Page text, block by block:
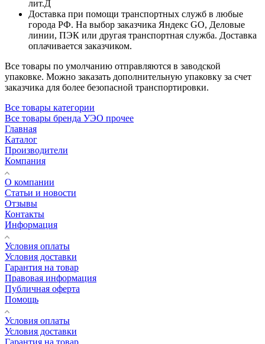
лит.Д
Доставка при помощи транспортных служб в любые
города РФ. На выбор заказчика Яндекс GO, Деловые
линии, ПЭК или другая транспортная служба. Доставка
оплачивается заказчиком.
Все товары по умолчанию отправляются в заводской
упаковке. Можно заказать дополнительную упаковку за счет
заказчика для более безопасной транспортировки.
Все товары категории
Все товары бренда УЭО прочее
Главная
Каталог
Производители
Компания
О компании
Статьи и новости
Отзывы
Контакты
Информация
Условия оплаты
Условия доставки
Гарантия на товар
Правовая информация
Публичная оферта
Помощь
Условия оплаты
Условия доставки
Гарантия на товар